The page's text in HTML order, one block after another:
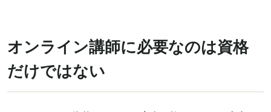
オンライン講師に必要なのは資格
だけではない